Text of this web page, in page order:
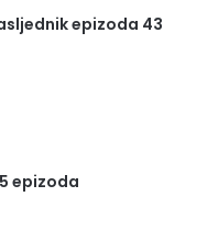
epizoda 43
epizoda